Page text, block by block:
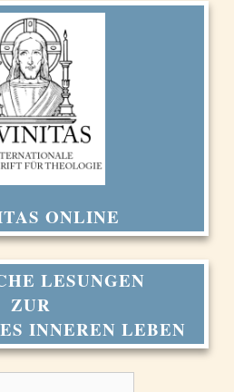
ONLINE
LESUNGEN
ZUR
INNEREN LEBEN